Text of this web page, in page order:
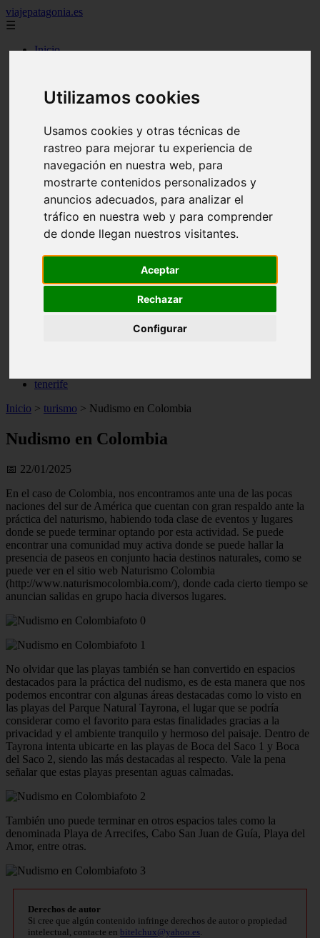
Utilizamos cookies
Usamos cookies y otras técnicas de
rastreo para mejorar tu experiencia de
navegación en nuestra web, para
mostrarte contenidos personalizados y
anuncios adecuados, para analizar el
tráfico en nuestra web y para comprender
de donde llegan nuestros visitantes.
Aceptar
Rechazar
Configurar
viajepatagonia.es
☰
Inicio
arena
benidorm
c cordoba
c entre rios
c generalidades del pais
c mendoza
c neuquen
c provincias
c rio negro
c santa fe
c tierra de fuego
c tucuman
c zona austral
category
tenerife
Inicio > turismo > Nudismo en Colombia
Nudismo en Colombia
📅 22/01/2025
En el caso de Colombia, nos encontramos ante una de las pocas
naciones del sur de América que cuentan con gran respaldo ante la
práctica del naturismo, habiendo toda clase de eventos y lugares
donde se puede terminar optando por esta actividad. Se puede
encontrar una comunidad muy activa donde se puede hallar la
presencia de paseos en conjunto hacia destinos naturales, como se
puede ver en el sitio web Naturismo Colombia
(http://www.naturismocolombia.com/), donde cada cierto tiempo se
anuncian salidas en grupo hacia diversos lugares.
No olvidar que las playas también se han convertido en espacios
destacados para la práctica del nudismo, es de esta manera que nos
podemos encontrar con algunas áreas destacadas como lo visto en
las playas del Parque Natural Tayrona, el lugar que se podría
considerar como el favorito para estas finalidades gracias a la
privacidad y el ambiente tranquilo y hermoso del paisaje. Dentro de
Tayrona intenta ubicarte en las playas de Boca del Saco 1 y Boca
del Saco 2, siendo las más destacadas al respecto. Vale la pena
señalar que estas playas presentan aguas calmadas.
También uno puede terminar en otros espacios tales como la
denominada Playa de Arrecifes, Cabo San Juan de Guía, Playa del
Amor, entre otras.
Derechos de autor
Si cree que algún contenido infringe derechos de autor o propiedad
intelectual, contacte en bitelchux@yahoo.es